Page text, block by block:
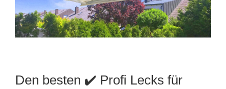
Den besten ✔️ Profi Lecks für